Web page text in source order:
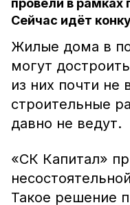
провели в рамках
Сейчас идёт
Жилые дома в
могут
из них почти не
строительные
давно не ведут.
«СК Капитал»
Такое решение